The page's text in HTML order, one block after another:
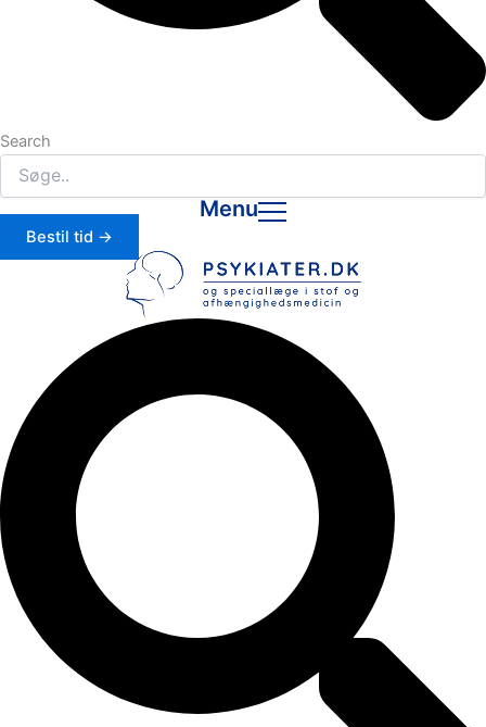
Search
Menu
Bestil tid →